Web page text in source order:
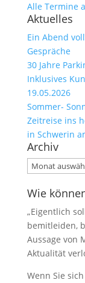
Alle Termine
Aktuelles
Ein Abend
Gespräche
30 Jahre
Inklusives
19.05.2026
Sommer-
Zeitreise ins
in Schwerin
Archiv
Archiv
Wie
„Eigentlich
bemitleiden,
Aussage von
Aktualität
Wenn Sie